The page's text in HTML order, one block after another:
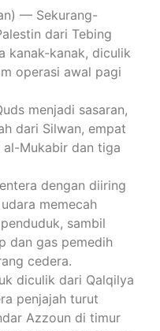
— Sekurang-
dari Tebing
kanak-kanak, diculik
operasi awal pagi
menjadi sasaran,
dari Silwan, empat
Mukabir dan tiga
dengan diiring
memecah
sambil
dan gas pemedih
cedera.
diculik dari Qalqilya
penjajah turut
Azzoun di timur